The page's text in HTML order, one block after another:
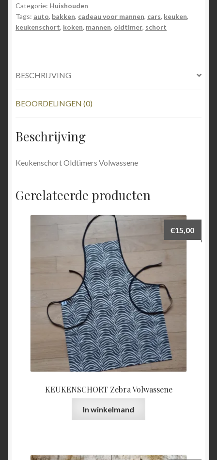
Categorie: Huishouden
Tags: auto, bakken, cadeau voor mannen, cars, keuken,
keukenschort, koken, mannen, oldtimer, schort
BESCHRIJVING
BEOORDELINGEN (0)
Beschrijving
Keukenschort Oldtimers Volwassene
Gerelateerde producten
KEUKENSCHORT Zebra Volwassene
€15,00
In winkelmand